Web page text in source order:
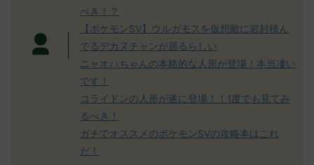
べき！？
【ポケモンSV】ウルガモスを仮想敵に岩封積ん
でるデカヌチャンが居るらしい
ニャオハちゃんの本格的な人形が登場！本当凄い
です！
コライドンの人形が遂に登場！！1度でも見てみ
るべき！
ガチでオススメのポケモンSVの攻略本はこれ
だ！